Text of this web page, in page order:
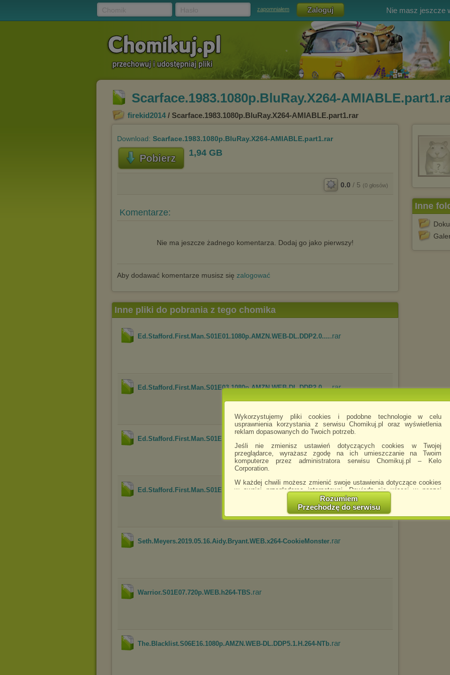
Wykorzystujemy pliki cookies i podobne technologie w celu
usprawnienia korzystania z serwisu Chomikuj.pl oraz wyświetlenia
reklam dopasowanych do Twoich potrzeb.
Jeśli nie zmienisz ustawień dotyczących cookies w Twojej
przeglądarce, wyrażasz zgodę na ich umieszczanie na Twoim
komputerze przez administratora serwisu Chomikuj.pl – Kelo
Corporation.
W każdej chwili możesz zmienić swoje ustawienia dotyczące cookies
w swojej przeglądarce internetowej. Dowiedz się więcej w naszej
http://chomikuj.pl/PolitykaPrywatnosci.aspx
Jednocześnie informujemy że zmiana ustawień przeglądarki może
spowodować ograniczenie korzystania ze strony Chomikuj.pl.
prosimy o opuszczenie serwisu chomikuj.pl.
będzie dopasowana do Twoich preferencji, a będzie to reklama
internetowej.
Rozumiem
Przechodzę do serwisu
zapomniałem Nie masz jeszcze
Scarface.1983.1080p.BluRay.X264-
firekid2014/ Scarface.1983.1080p.BluRay.X264-AMIABLE.part1.rar
Download: Scarface.1983.1080p.BluRay.X264-AMIABLE.part1.rar
Pobierz 1,94 GB
0.0 / 5 (0 głosów)
Komentarze:
Nie ma jeszcze żadnego komentarza. Dodaj go jako pierwszy!
Aby dodawać komentarze musisz się zalogować
Inne
Inne pliki do pobrania z tego chomika
Ed.Stafford.First.Man.S01E01.1080p.AMZN.WEB-DL.DDP2.0.....rar
Ed.Stafford.First.Man.S01E03.1080p.AMZN.WEB-DL.DDP2.0.....rar
Ed.Stafford.First.Man.S01E04.1080p.AMZN.WEB-DL.DDP2.0.... .rar
Ed.Stafford.First.Man.S01E02.1080p.AMZN.WEB-DL.DDP2.0.....rar
Seth.Meyers.2019.05.16.Aidy.Bryant.WEB.x264-CookieMonster.rar
Warrior.S01E07.720p.WEB.h264-TBS.rar
The.Blacklist.S06E16.1080p.AMZN.WEB-DL.DDP5.1.H.264-NTb.rar